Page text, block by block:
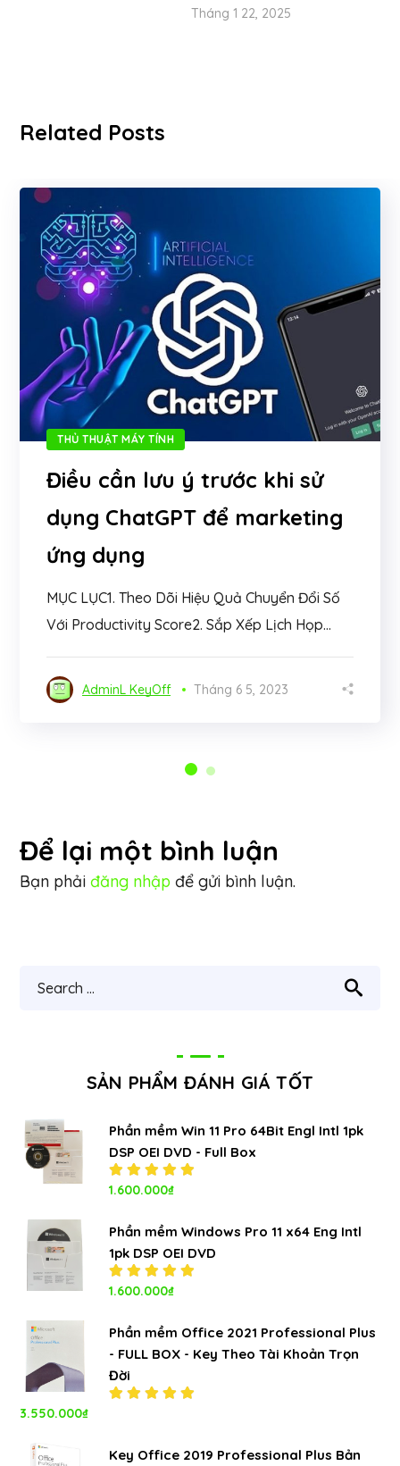
Tháng 1 22, 2025
Related Posts
THỦ THUẬT MÁY TÍNH
Điều cần lưu ý trước khi sử
dụng ChatGPT để marketing
ứng dụng
MỤC LỤC1. Theo Dõi Hiệu Quả Chuyển Đổi Số
Với Productivity Score2. Sắp Xếp Lịch Họp...
AdminL KeyOff Tháng 6 5, 2023
Để lại một bình luận
Bạn phảiđăng nhập để gửi bình luận.
SẢN PHẨM ĐÁNH GIÁ TỐT
Phần mềm Win 11 Pro 64Bit Engl Intl 1pk
DSP OEI DVD - Full Box
Được xếp
sao
1.600.000₫
Phần mềm Windows Pro 11 x64 Eng Intl
1pk DSP OEI DVD
Được xếp
sao
1.600.000₫
Phần mềm Office 2021 Professional Plus
- FULL BOX - Key Theo Tài Khoản Trọn
Đời
sao
3.550.000₫
Key Office 2019 Professional Plus Bản